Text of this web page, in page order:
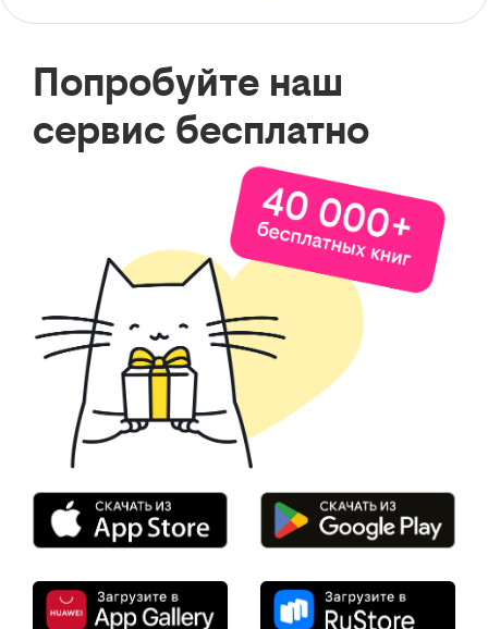
Попробуйте наш
сервис бесплатно